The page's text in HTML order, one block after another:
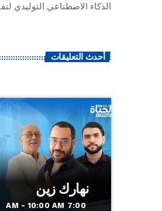
الذكاء الاصطناعي التوليدي
أحدث التعليقات
نهارك زين
7:00 AM - 10:00 AM